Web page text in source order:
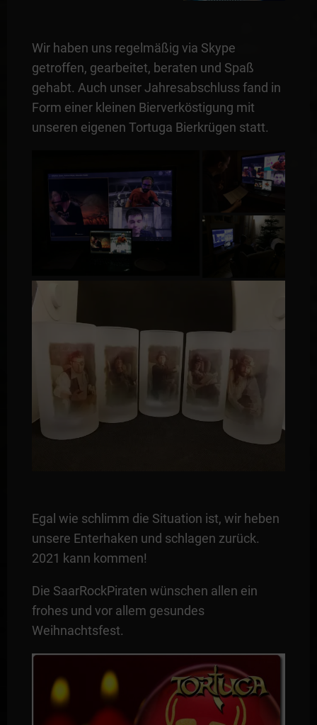
Wir haben uns regelmäßig via Skype
getroffen, gearbeitet, beraten und Spaß
gehabt. Auch unser Jahresabschluss fand in
Form einer kleinen Bierverköstigung mit
unseren eigenen Tortuga Bierkrügen statt.
Egal wie schlimm die Situation ist, wir heben
unsere Enterhaken und schlagen zurück.
2021 kann kommen!
Die SaarRockPiraten wünschen allen ein
frohes und vor allem gesundes
Weihnachtsfest.